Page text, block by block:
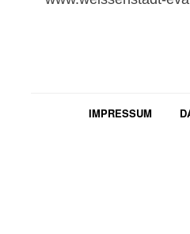
IMPRESSUM